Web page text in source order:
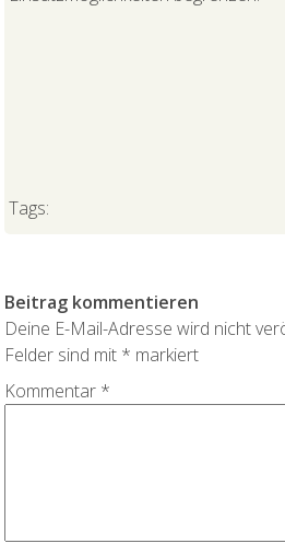
Tags:
Beitrag kommentieren
Deine E-Mail-Adresse wird nicht
Felder sind mit * markiert
Kommentar *